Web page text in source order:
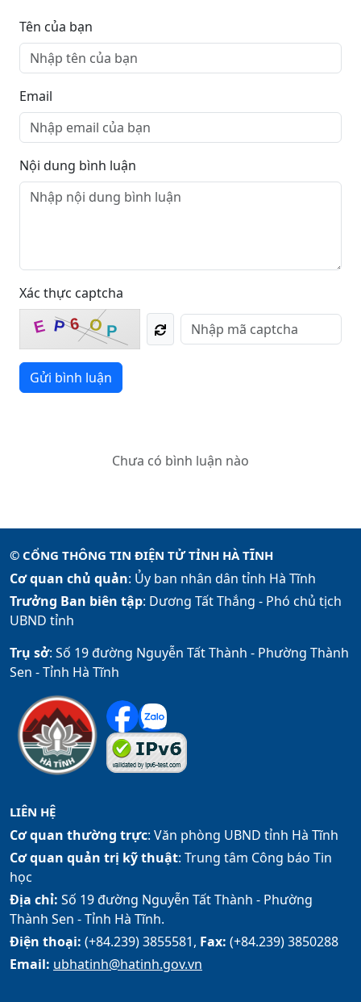
Tên của bạn
Email
Nội dung bình luận
Xác thực captcha
E P6 O P
Gửi bình luận
Chưa có bình luận nào
© CỔNG THÔNG TIN ĐIỆN TỬ TỈNH HÀ TĨNH
Cơ quan chủ quản: Ủy ban nhân dân tỉnh Hà Tĩnh
Trưởng Ban biên tập: Dương Tất Thắng - Phó chủ tịch
UBND tỉnh
Trụ sở: Số 19 đường Nguyễn Tất Thành - Phường Thành
Sen - Tỉnh Hà Tĩnh
LIÊN HỆ
Cơ quan thường trực: Văn phòng UBND tỉnh Hà Tĩnh
Cơ quan quản trị kỹ thuật: Trung tâm Công báo Tin
học
Địa chỉ: Số 19 đường Nguyễn Tất Thành - Phường
Thành Sen - Tỉnh Hà Tĩnh.
Điện thoại: (+84.239) 3855581, Fax: (+84.239) 3850288
Email: ubhatinh@hatinh.gov.vn